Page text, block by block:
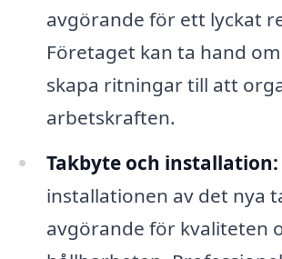
avgörande för ett lyckat
Företaget kan ta hand
skapa ritningar till att
arbetskraften.
Takbyte och installation:
installationen av det nya
avgörande för kvaliteten